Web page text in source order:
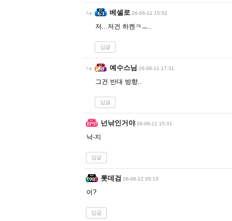
베셀로 26-06-11 15:52
저...저건 하켄ㅋㅡ..
답글
예수스님 26-06-11 17:31
그건 반대 방향..
답글
넌낚인거야 26-06-11 15:31
낙-지
답글
롯데검 26-06-12 05:13
어?
답글